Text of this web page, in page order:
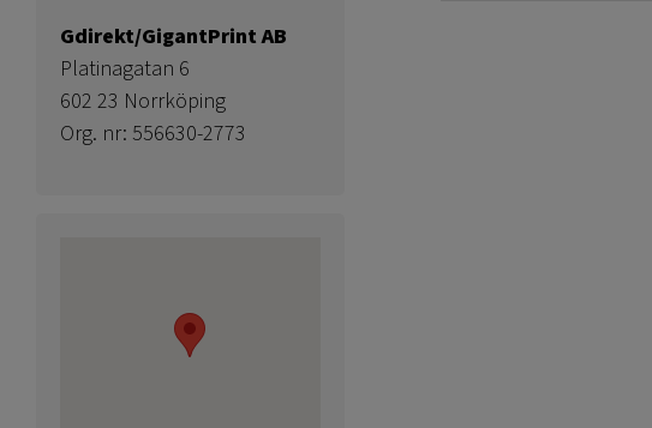
Gdirekt/GigantPrint AB
Platinagatan 6
602 23 Norrköping
Org. nr: 556630-2773